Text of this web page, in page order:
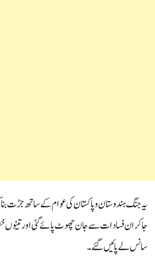
یہ جنگ ہندوستان و پاکستان کی عوام کے ساتھ جڑت
جاکر ان فسادات سے جان چھوٹ پائے گئی اور
سانس لے پائیں گئے۔